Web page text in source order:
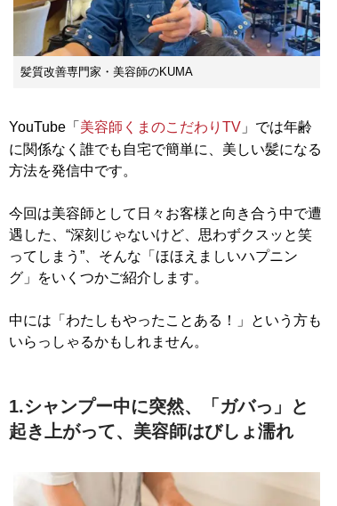
髪質改善専門家・美容師のKUMA
YouTube「 美容師くまのこだわりTV 」では年齢
に関係なく誰でも自宅で簡単に、美しい髪になる
方法を発信中です。
今回は美容師として日々お客様と向き合う中で遭
遇した、“深刻じゃないけど、思わずクスッと笑
ってしまう”、そんな「ほほえましいハプニン
グ」をいくつかご紹介します。
中には「わたしもやったことある！」という方も
いらっしゃるかもしれません。
1.シャンプー中に突然、「ガバっ」と
起き上がって、美容師はびしょ濡れ